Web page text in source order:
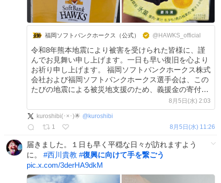
福岡ソフトバンクホークス（公式） @HAWKS_official
令和8年熊本地震により被害を受けられた皆様に、謹
んでお見舞い申し上げます。一日も早い復旧を心より
お祈り申し上げます。 福岡ソフトバンクホークス株式
会社および福岡ソフトバンクホークス選手会は、この
たびの地震による被災地支援のため、義援金の寄付​・
8月5日(水) 2:03
kuroshibi(･×･)🌟 @ kuroshibi
1
8月5日(水) 11:26
届きました。１日も早く平穏な日々が訪れますよう
に。 #西川貴教 #復興に向けて手を繋ごう
pic.x.com/3derHA9dkM